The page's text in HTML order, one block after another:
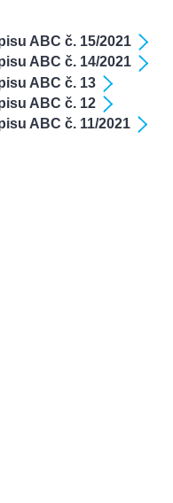
ABC č. 15/2021
ABC č. 14/2021
ABC č. 13
ABC č. 12
ABC č. 11/2021